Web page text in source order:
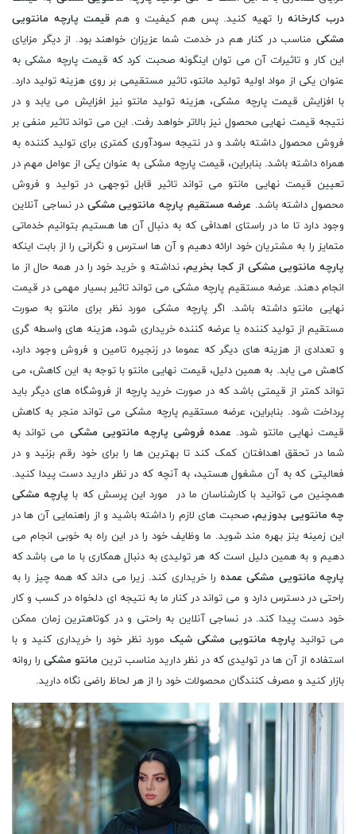
درب کارخانهرا تهیه کنید. پس هم کیفیت و هم قیمت پارچه مانتویی
مشکی مناسب در کنار هم در خدمت شما عزیزان خواهند بود. از دیگر مزایای
این کار و تاثیرات آن می توان اینگونه صحبت کرد که قیمت پارچه مشکی به
عنوان یکی از مواد اولیه تولید مانتو، تاثیر مستقیمی بر روی هزینه تولید دارد.
با افزایش قیمت پارچه مشکی، هزینه تولید مانتو نیز افزایش می یابد و در
نتیجه قیمت نهایی محصول نیز بالاتر خواهد رفت. این می تواند تاثیر منفی بر
فروش محصول داشته باشد و در نتیجه سودآوری کمتری برای تولید کننده به
همراه داشته باشد. بنابراین، قیمت پارچه مشکی به عنوان یکی از عوامل مهم در
تعیین قیمت نهایی مانتو می تواند تاثیر قابل توجهی در تولید و فروش
محصول داشته باشد. عرضه مستقیم پارچه مانتویی مشکی در نساجی آنلاین
وجود دارد تا ما در راستای اهدافی که به دنبال آن ها هستیم بتوانیم خدماتی
متمایز را به مشتریان خود ارائه دهیم و آن ها استرس و نگرانی را از بابت اینکه
پارچه مانتویی مشکی از کجا بخریم، نداشته و خرید خود را در همه حال از ما
انجام دهند. عرضه مستقیم پارچه مشکی می تواند تاثیر بسیار مهمی در قیمت
نهایی مانتو داشته باشد. اگر پارچه مشکی مورد نظر برای مانتو به صورت
مستقیم از تولید کننده یا عرضه کننده خریداری شود، هزینه های واسطه گری
و تعدادی از هزینه های دیگر که عموما در زنجیره تامین و فروش وجود دارد،
کاهش می یابد. به همین دلیل، قیمت نهایی مانتو با توجه به این کاهش، می
تواند کمتر از قیمتی باشد که در صورت خرید پارچه از فروشگاه های دیگر باید
پرداخت شود. بنابراین، عرضه مستقیم پارچه مشکی می تواند منجر به کاهش
قیمت نهایی مانتو شود. عمده فروشی پارچه مانتویی مشکی می تواند به
شما در تحقق اهدافتان کمک کند تا بهترین ها را برای خود رقم بزنید و در
فعالیتی که به آن مشغول هستید، به آنچه که در نظر دارید دست پیدا کنید.
همچنین می توانید با کارشناسان ما در مورد این پرسش که باپارچه مشکی
چه مانتویی بدوزیم، صحبت های لازم را داشته باشید و از راهنمایی آن ها در
این زمینه ینز بهره مند شوید. ما وظایف خود را در این راه به خوبی انجام می
دهیم و به همین دلیل است که هر تولیدی به دنبال همکاری با ما می باشد که
پارچه مانتویی مشکی عمده را خریداری کند. زیرا می داند که همه چیز را به
راحتی در دسترس دارد و می تواند در کنار ما به نتیجه ای دلخواه در کسب و کار
خود دست پیدا کند. در نساجی آنلاین به راحتی و در کوتاهترین زمان ممکن
می توانید پارچه مانتویی مشکی شیک مورد نظر خود را خریداری کنید و با
استفاده از آن ها در تولیدی که در نظر دارید مناسب ترین مانتو مشکی را روانه
بازار کنید و مصرف کنندگان محصولات خود را از هر لحاظ راضی نگاه دارید.